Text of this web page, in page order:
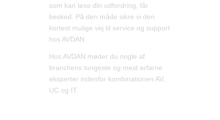
som kan løse din udfordring, får
besked. På den måde sikre vi den
kortest mulige vej til service og support
hos AVDAN.
Hos AVDAN møder du nogle af
branchens tungeste og mest erfarne
eksperter indenfor kombinationen AV,
UC og IT.